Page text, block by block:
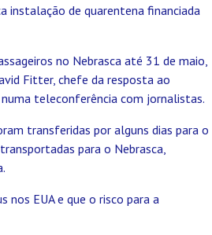
instalação de quarentena financiada
no Nebrasca até 31 de maio,
Fitter, chefe da resposta ao
teleconferência com jornalistas.
transferidas por alguns dias para o
para o Nebrasca,
EUA e que o risco para a